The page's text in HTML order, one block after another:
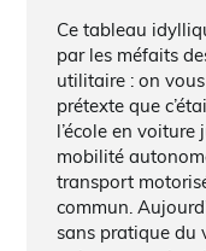
Ce tableau
par les méfaits
utilitaire : on
prétexte que
l’école en voiture
mobilité
transport
commun.
sans pratique du